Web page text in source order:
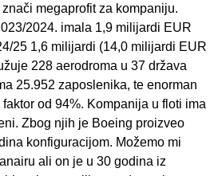
znači megaprofit za kompaniju.
2024. imala 1,9 milijardi EUR
25 1,6 milijardi (14,0 milijardi EUR
228 aerodroma u 37 država
25.952 zaposlenika, te enorman
od 94%. Kompanija u floti ima
Zbog njih je Boeing proizveo
konfiguracijom. Možemo mi
ali on je u 30 godina iz